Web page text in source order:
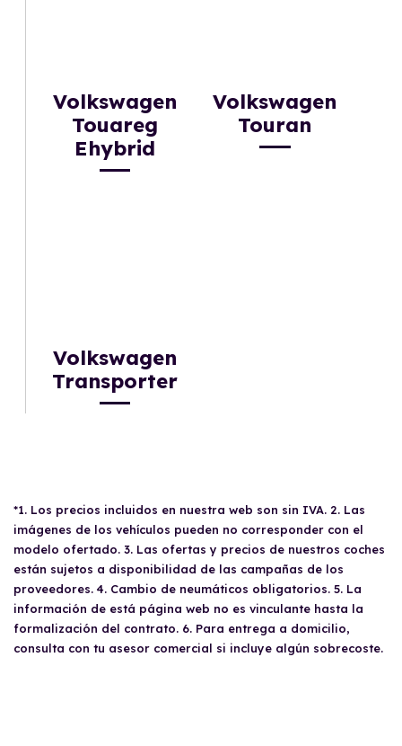
Volkswagen
Touareg
Ehybrid
Volkswagen
Touran
Volkswagen
Transporter
*1. Los precios incluidos en nuestra web son sin IVA. 2. Las
imágenes de los vehículos pueden no corresponder con el
modelo ofertado. 3. Las ofertas y precios de nuestros coches
están sujetos a disponibilidad de las campañas de los
proveedores. 4. Cambio de neumáticos obligatorios. 5. La
información de está página web no es vinculante hasta la
formalización del contrato. 6. Para entrega a domicilio,
consulta con tu asesor comercial si incluye algún sobrecoste.